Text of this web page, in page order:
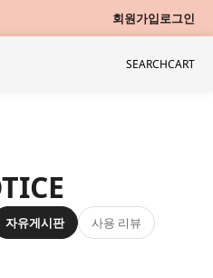
회원가입로그인
SEARCHCART
자유게시판 사용 리뷰